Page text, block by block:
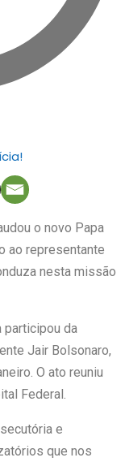
o novo Papa
ao representante
nesta missão
participou da
Jair Bolsonaro,
O ato reuniu
Federal.
e
que nos